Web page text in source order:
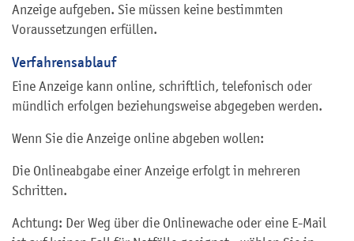
Anzeige aufgeben. Sie müssen keine bestimmten
Voraussetzungen erfüllen.
Verfahrensablauf
Eine Anzeige kann online, schriftlich, telefonisch oder
mündlich erfolgen beziehungsweise abgegeben werden.
Wenn Sie die Anzeige online abgeben wollen:
Die Onlineabgabe einer Anzeige erfolgt in mehreren
Schritten.
Achtung: Der Weg über die Onlinewache oder eine E-Mail